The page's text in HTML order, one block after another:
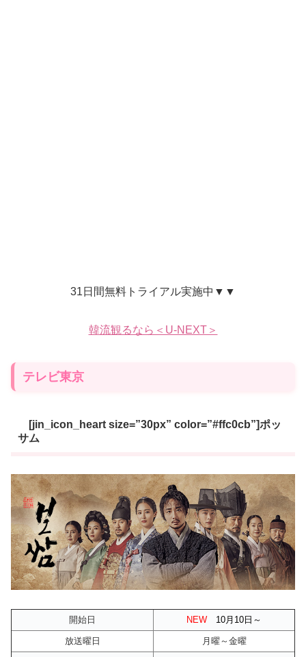
31日間無料トライアル実施中▼▼
韓流観るなら＜U-NEXT＞
テレビ東京
[jin_icon_heart size=”30px” color=”#ffc0cb”]ポッ
サム
開始日 NEW 10月10 日～
放送曜日 月曜～金曜